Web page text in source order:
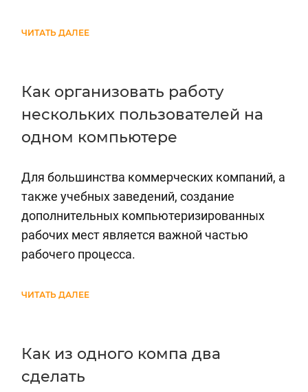
ЧИТАТЬ ДАЛЕЕ
Как организовать работу
нескольких пользователей на
одном компьютере
Для большинства коммерческих компаний, а
также учебных заведений, создание
дополнительных компьютеризированных
рабочих мест является важной частью
рабочего процесса.
ЧИТАТЬ ДАЛЕЕ
Как из одного компа два
сделать